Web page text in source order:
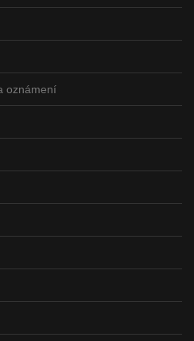
oznámení